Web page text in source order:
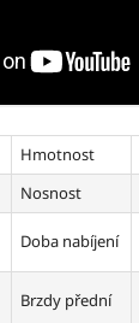
Hmotnost
Nosnost
Doba nabíjení
Brzdy přední